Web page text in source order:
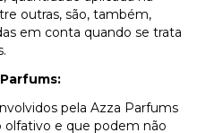
outras, são, também,
em conta quando se trata
pela Azza Parfums
e que podem não